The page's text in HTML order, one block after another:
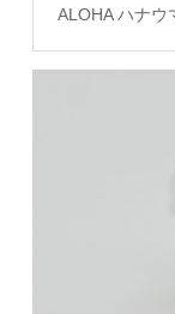
ALOHA ハナ